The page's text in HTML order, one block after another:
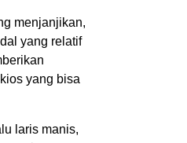
menjanjikan,
yang relatif
yang bisa
laris manis,